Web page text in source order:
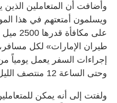
وأضافت أن المتعاملين الذين
على
طيران الإمارات» لكل مسافر،
إجراءات السفر يعمل يومياً
وحتى الساعة 12 منتصف الليل.
ولفتت إلى أنه يمكن